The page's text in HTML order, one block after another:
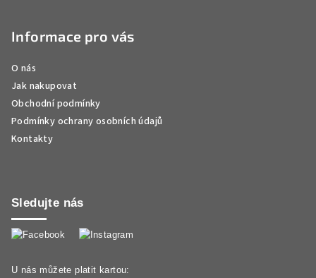
Informace pro vás
O nás
Jak nakupovat
Obchodní podmínky
Podmínky ochrany osobních údajů
Kontakty
Sledujte nás
U nás můžete platit kartou: